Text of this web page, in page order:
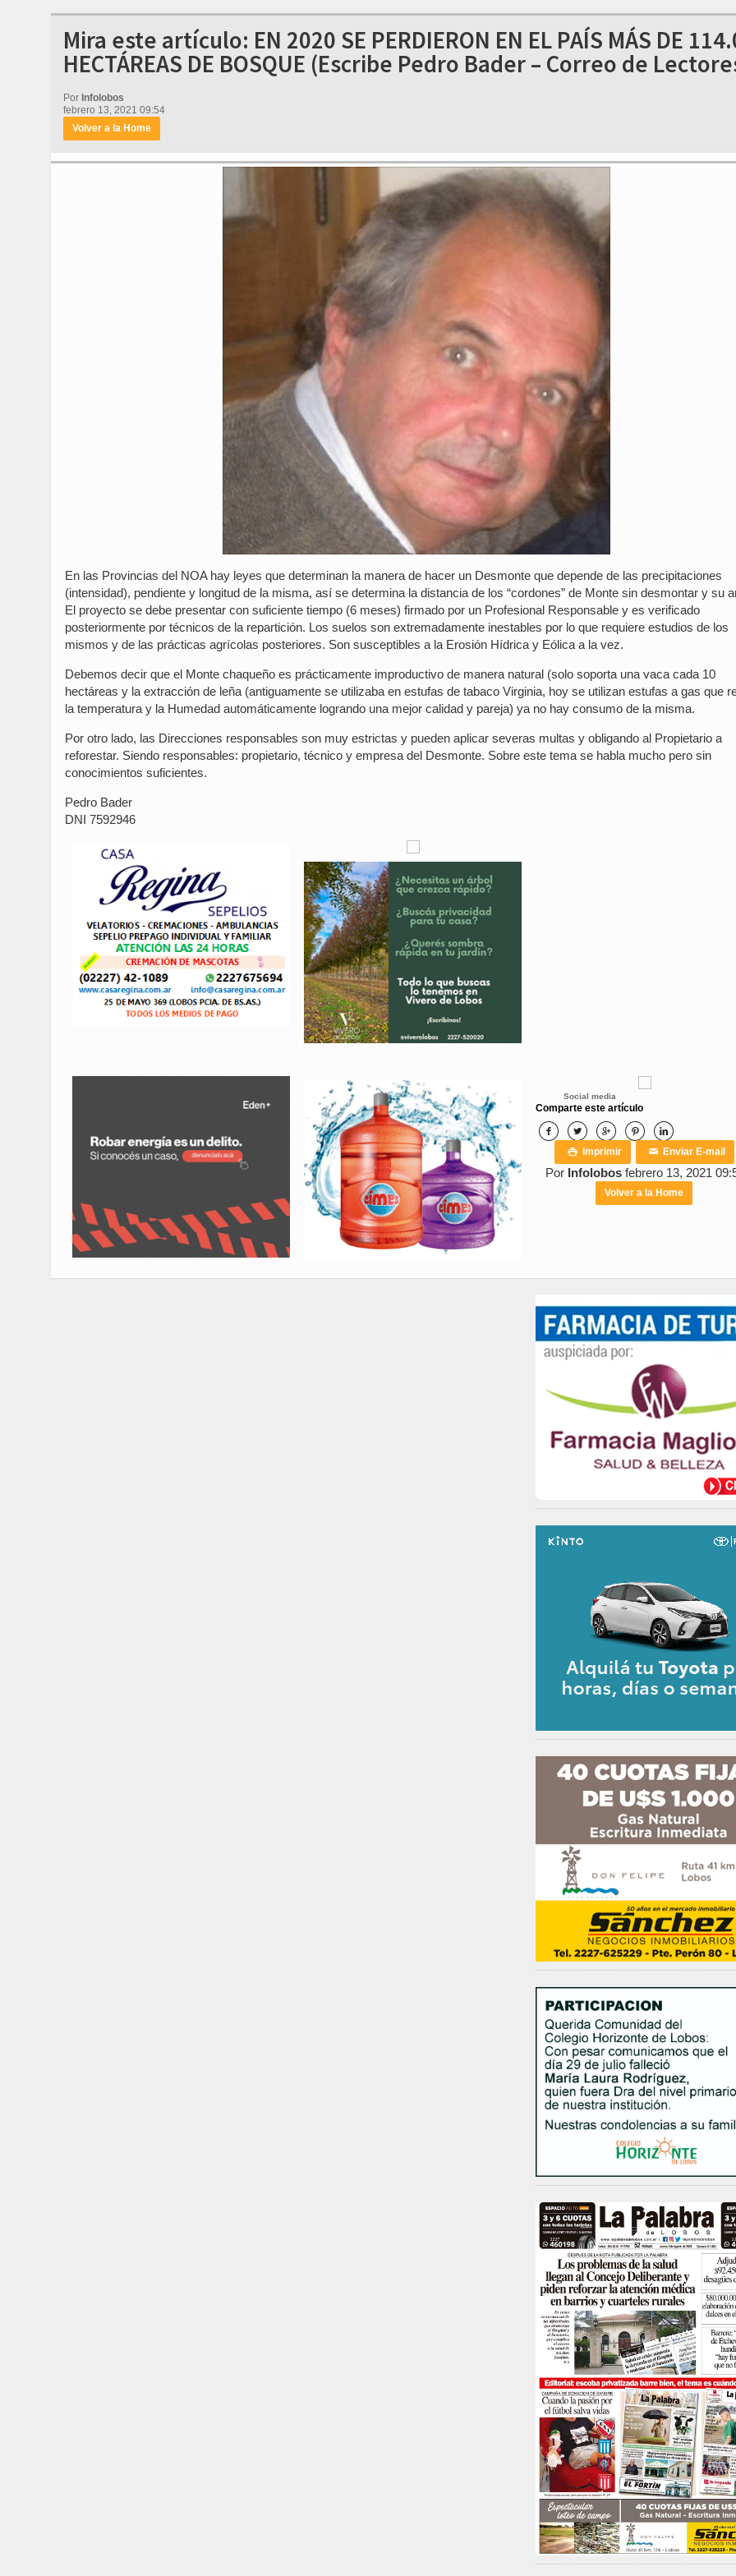
Mira este artículo: EN 2020 SE PERDIERON EN EL PAÍS MÁS DE
HECTÁREAS DE BOSQUE (Escribe Pedro Bader – Correo de
Por Infolobos
febrero 13, 2021 09:54
Volver a la Home
En las Provincias del NOA hay leyes que determinan la manera de hacer un Desmonte que depende de las precipitaciones
(intensidad), pendiente y longitud de la misma, así se determina la distancia de los “cordones” de Monte sin desmontar y su
El proyecto se debe presentar con suficiente tiempo (6 meses) firmado por un Profesional Responsable y es verificado
posteriormente por técnicos de la repartición. Los suelos son extremadamente inestables por lo que requiere estudios de los
mismos y de las prácticas agrícolas posteriores. Son susceptibles a la Erosión Hídrica y Eólica a la vez.
Debemos decir que el Monte chaqueño es prácticamente improductivo de manera natural (solo soporta una vaca cada 10
hectáreas y la extracción de leña (antiguamente se utilizaba en estufas de tabaco Virginia, hoy se utilizan estufas a gas que
la temperatura y la Humedad automáticamente logrando una mejor calidad y pareja) ya no hay consumo de la misma.
Por otro lado, las Direcciones responsables son muy estrictas y pueden aplicar severas multas y obligando al Propietario a
reforestar. Siendo responsables: propietario, técnico y empresa del Desmonte. Sobre este tema se habla mucho pero sin
conocimientos suficientes.
Pedro Bader
DNI 7592946
Social media
Comparte este artículo
    
Imprimir ✉Enviar E-mail
Por Infolobos febrero 13, 2021
Volver a la Home